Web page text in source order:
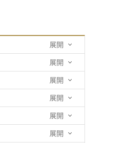
展開
展開
展開
展開
展開
展開